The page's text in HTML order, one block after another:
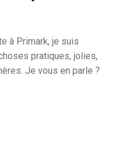
à Primark, je suis
pratiques, jolies,
Je vous en parle ?